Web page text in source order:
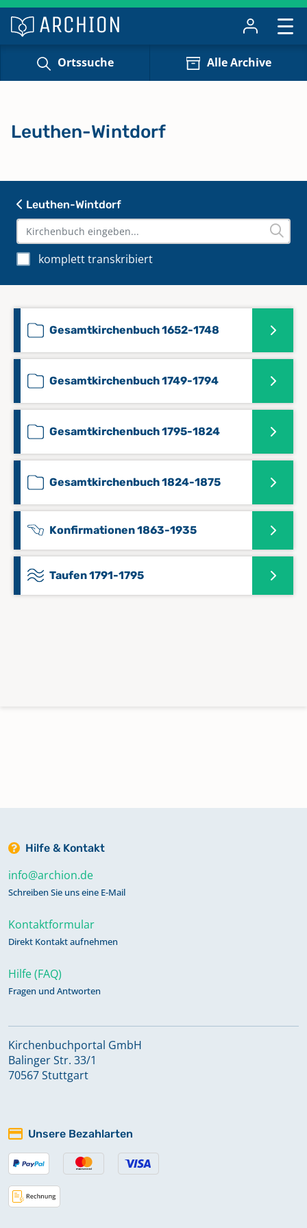
Ortssuche Alle Archive
Leuthen-Wintdorf
komplett transkribiert
Gesamtkirchenbuch 1652-1748
Gesamtkirchenbuch 1749-1794
Gesamtkirchenbuch 1795-1824
Gesamtkirchenbuch 1824-1875
Konfirmationen 1863-1935
Taufen 1791-1795
Leuthen-Wintdorf
Hilfe & Kontakt
info@archion.de
Schreiben Sie uns eine E-Mail
Kontaktformular
Direkt Kontakt aufnehmen
Hilfe (FAQ)
Fragen und Antworten
Kirchenbuchportal GmbH
Balinger Str. 33/1
70567 Stuttgart
Unsere Bezahlarten